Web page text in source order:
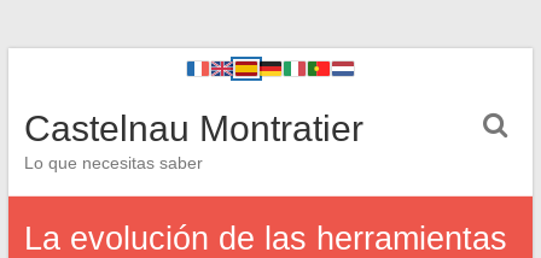
Castelnau Montratier
Lo que necesitas saber
La evolución de las herramientas